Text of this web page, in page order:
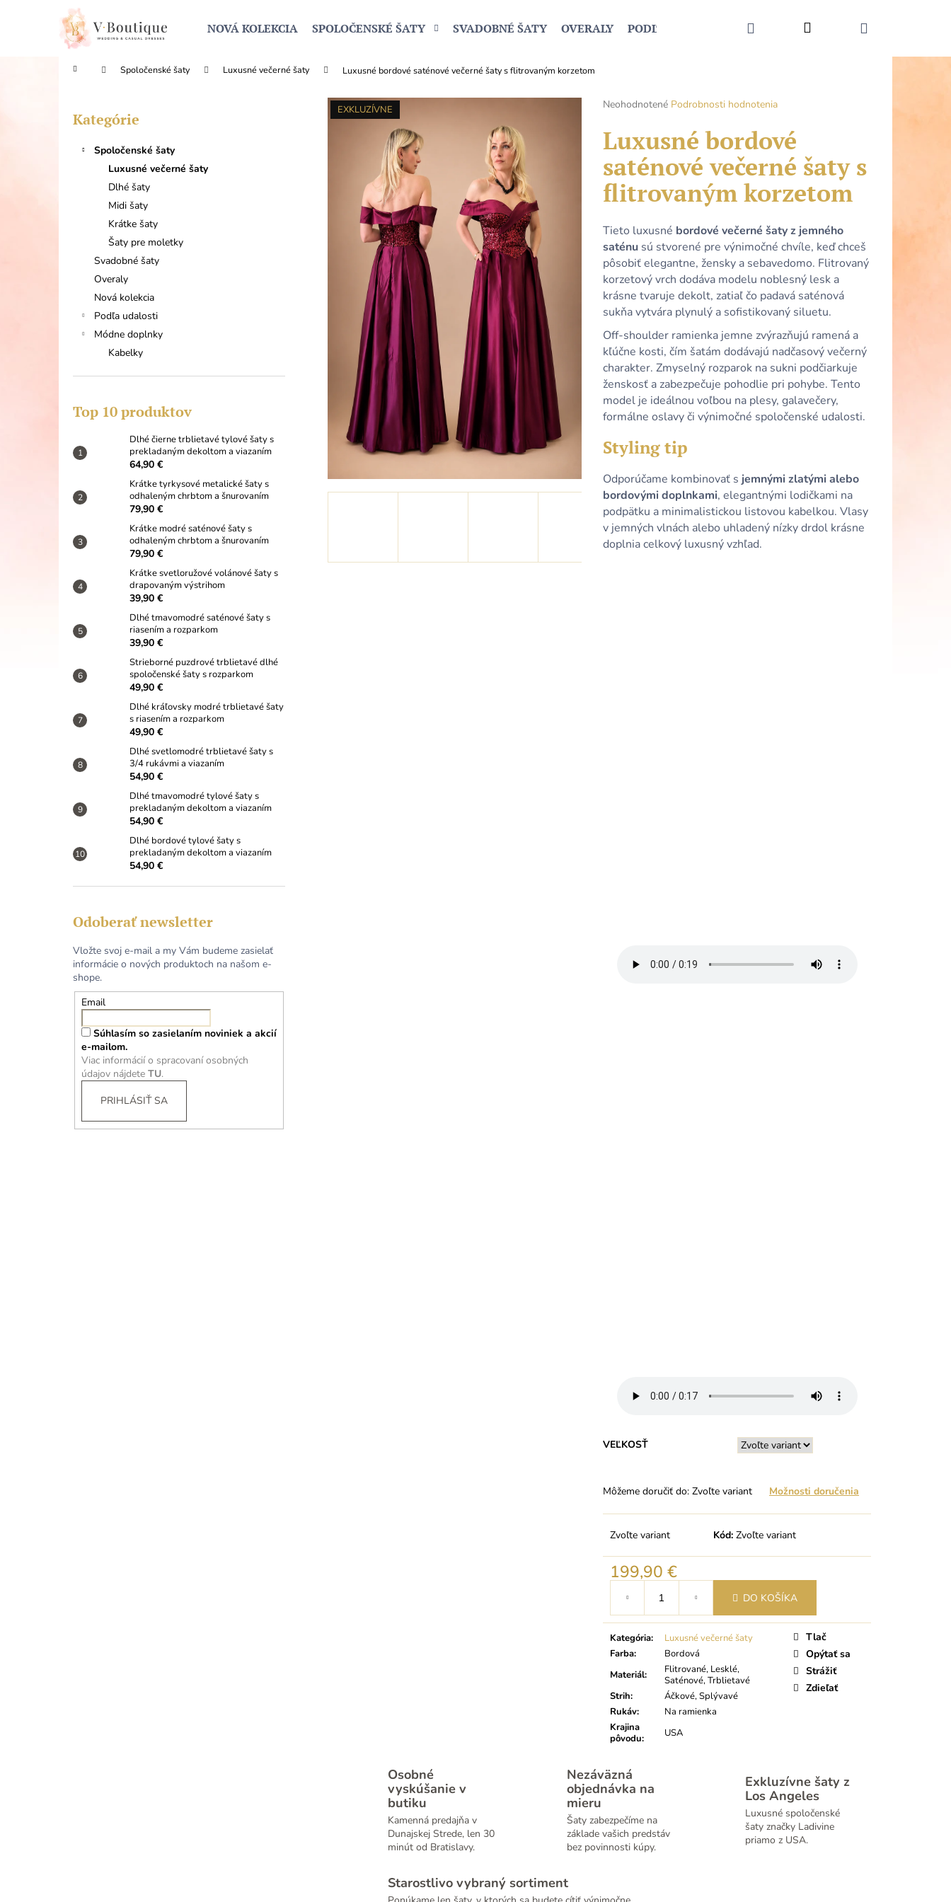
NOVÁ KOLEKCIA SPOLOČENSKÉ ŠATY SVADOBNÉ ŠATY OVERALY PODĽA UDALOSTI MÓDNE DOPLNKY
HĽADAŤPrihlásenie
Domov Spoločenské šaty Luxusné večerné šaty Luxusné bordové saténové večerné šaty s flitrovaným korzetom
Preskočiť
kategórie
Kategórie
Spoločenské šaty
Luxusné večerné šaty
Dlhé šaty
Midi šaty
Krátke šaty
Šaty pre moletky
Svadobné šaty
Overaly
Nová kolekcia
Podľa udalosti
Módne doplnky
Kabelky
Top 10 produktov
Dlhé čierne trblietavé tylové šaty s
prekladaným dekoltom a viazaním
64,90 €
Krátke tyrkysové metalické šaty s
odhaleným chrbtom a šnurovaním
79,90 €
Krátke modré saténové šaty s
odhaleným chrbtom a šnurovaním
79,90 €
Krátke svetloružové volánové šaty s
drapovaným výstrihom
39,90 €
Dlhé tmavomodré saténové šaty s
riasením a rozparkom
39,90 €
Strieborné puzdrové trblietavé dlhé
spoločenské šaty s rozparkom
49,90 €
Dlhé kráľovsky modré trblietavé šaty
s riasením a rozparkom
49,90 €
Dlhé svetlomodré trblietavé šaty s
3/4 rukávmi a viazaním
54,90 €
Dlhé tmavomodré tylové šaty s
prekladaným dekoltom a viazaním
54,90 €
Dlhé bordové tylové šaty s
prekladaným dekoltom a viazaním
54,90 €
Odoberať newsletter
Vložte svoj e-mail a my Vám budeme zasielať
informácie o nových produktoch na našom e-
shope.
Email
Súhlasím so zasielaním noviniek a akcií
e-mailom.
Viac informácií o spracovaní osobných
údajov nájdete TU.
PRIHLÁSIŤ SA
Priemerné
produktu
z
5
hviezdičiek.
Neohodnotené Podrobnosti hodnotenia
Luxusné bordové
saténové večerné šaty s
flitrovaným korzetom
Tieto luxusné bordové večerné šaty z jemného
saténu sú stvorené pre výnimočné chvíle, keď chceš
pôsobiť elegantne, žensky a sebavedomo. Flitrovaný
korzetový vrch dodáva modelu noblesný lesk a
krásne tvaruje dekolt, zatiaľ čo padavá saténová
sukňa vytvára plynulý a sofistikovaný siluetu.
Off-shoulder ramienka jemne zvýrazňujú ramená a
kľúčne kosti, čím šatám dodávajú nadčasový večerný
charakter. Zmyselný rozparok na sukni podčiarkuje
ženskosť a zabezpečuje pohodlie pri pohybe. Tento
model je ideálnou voľbou na plesy, galavečery,
formálne oslavy či výnimočné spoločenské udalosti.
Styling tip
Odporúčame kombinovať s jemnými zlatými alebo
bordovými doplnkami, elegantnými lodičkami na
podpätku a minimalistickou listovou kabelkou. Vlasy
v jemných vlnách alebo uhladený nízky drdol krásne
doplnia celkový luxusný vzhľad.
VEĽKOSŤ
Môžeme doručiť do: Zvoľte variant Možnosti doručenia
Zvoľte variant Kód: Zvoľte variant
199,90 €
cena:
DO KOŠÍKA
Kategória:
Luxusné večerné šaty
Farba:
Bordová
Materiál:
Flitrované, Lesklé,
Saténové, Trblietavé
Strih:
Áčkové, Splývavé
Rukáv:
Na ramienka
Krajina
pôvodu: USA
Tlač
Opýtať sa
Strážiť
Zdieľať
EXKLUZÍVNE
Osobné
vyskúšanie v
butiku
Kamenná predajňa v
Dunajskej Strede, len 30
minút od Bratislavy.
Nezáväzná
objednávka na
mieru
Šaty zabezpečíme na
základe vašich predstáv
bez povinnosti kúpy.
Exkluzívne šaty z
Los Angeles
Luxusné spoločenské
šaty značky Ladivine
priamo z USA.
Starostlivo vybraný sortiment
Späť
Späť
Čo potrebujete nájsť?
HĽADAŤ
Odporúčame
Nasledujúce
DLHÉ ČIERNE TRBLIETAVÉ TYLOVÉ
ŠATY S PREKLADANÝM DEKOLTOM A
KRÁTKE TYRKYSOVÉ METALICKÉ ŠATY
S ODHALENÝM CHRBTOM A
ŠNUROVANÍM
KRÁTKE MODRÉ SATÉNOVÉ ŠATY S
ODHALENÝM CHRBTOM A
ŠNUROVANÍM
79,90 €